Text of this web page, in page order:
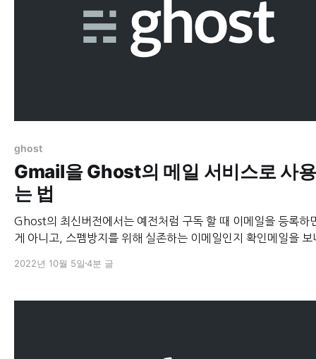
ghost
Gmail을 Ghost의 메일 서비스로 사
는 법
Ghost의 최신버전에서는 예전처럼 구독 할 때 이메일을 등록하
게 아니고, 스펨방지를 위해 실존하는 이메일인지 확인메일을 보
기능을 사용하기 위해서는 확인메일 전송이 필수이며, 그러기 위
2022년 10월 5일 4분 글